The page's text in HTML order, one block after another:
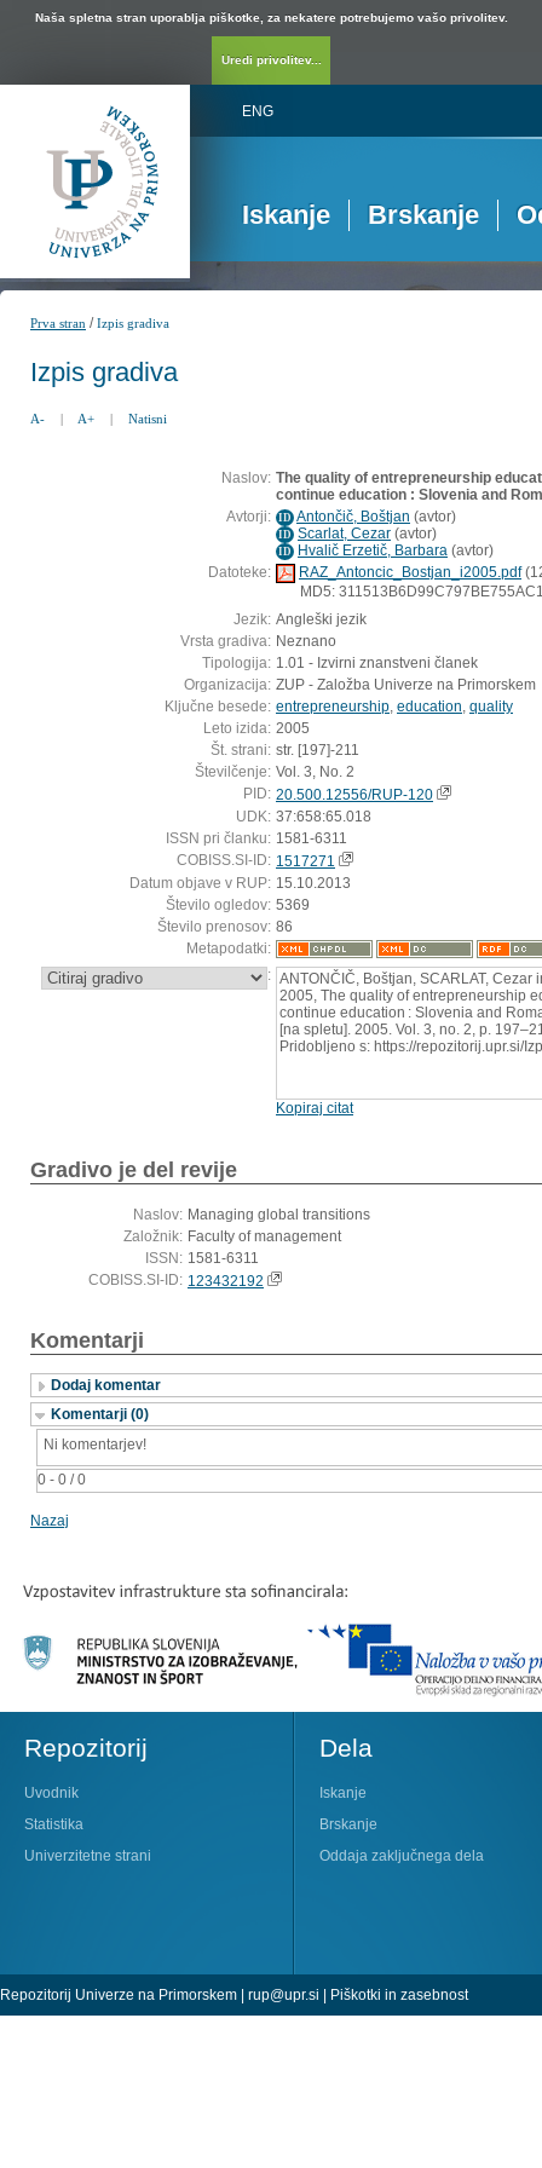
Naša spletna stran uporablja piškotke, za nekatere potrebujemo vašo privolitev.
Uredi privolitev...
ENG
Iskanje Brskanje
Prva stran /Izpis gradiva
Izpis gradiva
A- | A+ | Natisni
Naslov: The quality of entrepreneurship
continue education : Slovenia and
Avtorji: ID Antončič, Boštjan (avtor)
ID Scarlat, Cezar (avtor)
ID Hvalič Erzetič, Barbara (avtor)
Datoteke:
RAZ_Antoncic_Bostjan_i2005.pdf
MD5:
Jezik: Angleški jezik
Vrsta gradiva: Neznano
Tipologija: 1.01 - Izvirni znanstveni članek
Organizacija: ZUP - Založba Univerze na Primorskem
Ključne besede: entrepreneurship education quality
Leto izida: 2005
Št. strani: str. [197]-211
Številčenje: Vol. 3, No. 2
PID: 20.500.12556/RUP-120
UDK: 37:658:65.018
ISSN pri članku: 1581-6311
COBISS.SI-ID: 1517271
Datum objave v RUP: 15.10.2013
Število ogledov: 5369
Število prenosov: 86
Metapodatki:
: ANTONČIČ, Boštjan, SCARLAT, Cezar
2005, The quality of entrepreneurship
continue education : Slovenia and
[na spletu]. 2005. Vol. 3, no. 2, p.
Pridobljeno s: https://repozitorij.upr.si/
Kopiraj citat
Gradivo je del revije
Naslov: Managing global transitions
Založnik: Faculty of management
ISSN: 1581-6311
COBISS.SI-ID: 123432192
Komentarji
Dodaj komentar
Komentarji (0)
0 - 0 / 0
Ni komentarjev!
Nazaj
Repozitorij
Uvodnik
Statistika
Univerzitetne strani
Dela
Iskanje
Brskanje
Oddaja zaključnega dela
Repozitorij Univerze na Primorskem | rup@upr.si Piškotki in zasebnost